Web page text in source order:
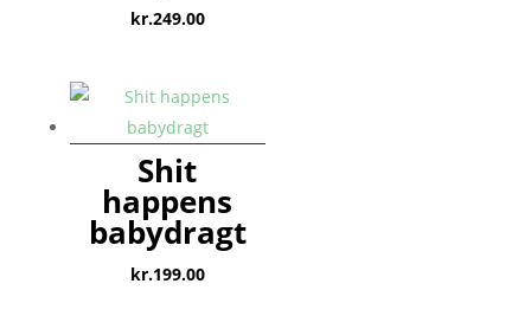
kr.249.00
Shit
happens
babydragt
kr.199.00